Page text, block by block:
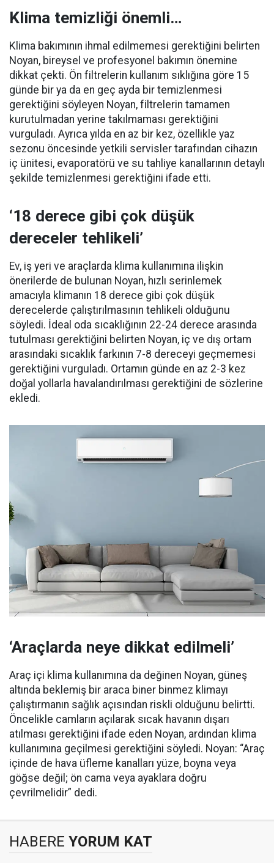
Klima temizliği önemli…
Klima bakımının ihmal edilmemesi gerektiğini belirten
Noyan, bireysel ve profesyonel bakımın önemine
dikkat çekti. Ön filtrelerin kullanım sıklığına göre 15
günde bir ya da en geç ayda bir temizlenmesi
gerektiğini söyleyen Noyan, filtrelerin tamamen
kurutulmadan yerine takılmaması gerektiğini
vurguladı. Ayrıca yılda en az bir kez, özellikle yaz
sezonu öncesinde yetkili servisler tarafından cihazın
iç ünitesi, evaporatörü ve su tahliye kanallarının detaylı
şekilde temizlenmesi gerektiğini ifade etti.
‘18 derece gibi çok düşük
dereceler tehlikeli’
Ev, iş yeri ve araçlarda klima kullanımına ilişkin
önerilerde de bulunan Noyan, hızlı serinlemek
amacıyla klimanın 18 derece gibi çok düşük
derecelerde çalıştırılmasının tehlikeli olduğunu
söyledi. İdeal oda sıcaklığının 22-24 derece arasında
tutulması gerektiğini belirten Noyan, iç ve dış ortam
arasındaki sıcaklık farkının 7-8 dereceyi geçmemesi
gerektiğini vurguladı. Ortamın günde en az 2-3 kez
doğal yollarla havalandırılması gerektiğini de sözlerine
ekledi.
‘Araçlarda neye dikkat edilmeli’
Araç içi klima kullanımına da değinen Noyan, güneş
altında beklemiş bir araca biner binmez klimayı
çalıştırmanın sağlık açısından riskli olduğunu belirtti.
Öncelikle camların açılarak sıcak havanın dışarı
atılması gerektiğini ifade eden Noyan, ardından klima
kullanımına geçilmesi gerektiğini söyledi. Noyan: “Araç
içinde de hava üfleme kanalları yüze, boyna veya
göğse değil; ön cama veya ayaklara doğru
çevrilmelidir” dedi.
HABERE YORUM KAT